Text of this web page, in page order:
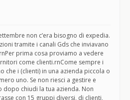
non c’era bisogno di expedia.
tramite i canali Gds che inviavano
prima cosa proviamo a vedere
come clienti.rnCome sempre i
che i (clienti) in una azienda piccola o
uno. Se non riesci a gestire e
dopo chiudi la tua azienda. Non
con 15 gruppi diversi, di clienti,